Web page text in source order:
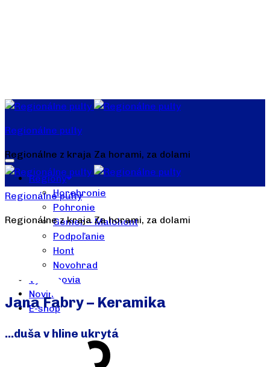
Regionálne pulty
Regionálne z kraja Za horami, za dolami
Regióny
Horehronie
Pohronie
Gemer – Malohont
Podpoľanie
Hont
Novohrad
Výrobcovia
Novinky
E-shop
Regionálne pulty
Regionálne z kraja Za horami, za dolami
Jana Fabry – Keramika
...duša v hline ukrytá